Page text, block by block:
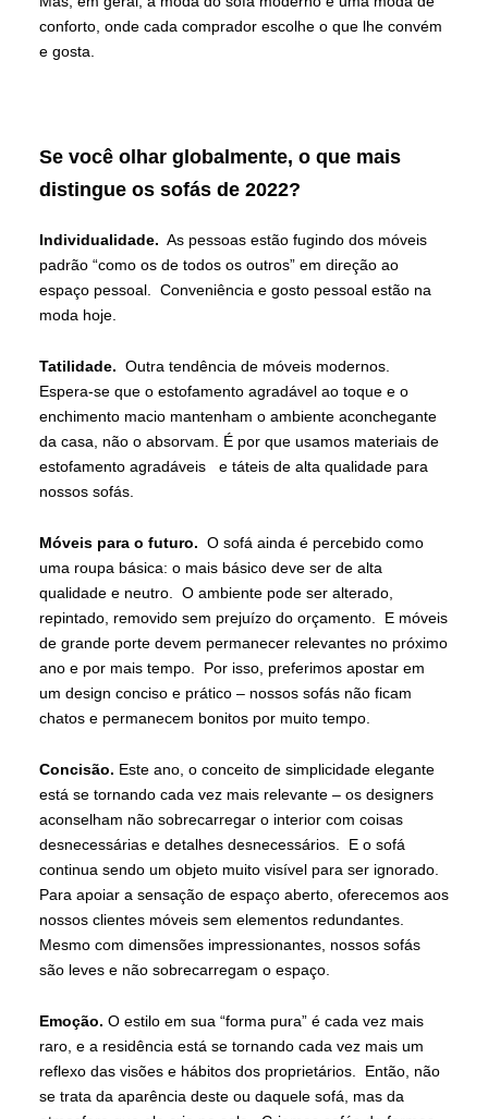
conforto, onde cada comprador escolhe o que lhe convém
e gosta.
Se você olhar globalmente, o que mais
distingue os sofás de 2022?
Individualidade. As pessoas estão fugindo dos móveis
padrão “como os de todos os outros” em direção ao
espaço pessoal. Conveniência e gosto pessoal estão na
moda hoje.
Tatilidade. Outra tendência de móveis modernos.
Espera-se que o estofamento agradável ao toque e o
enchimento macio mantenham o ambiente aconchegante
da casa, não o absorvam. É por que usamos materiais de
estofamento agradáveis e táteis de alta qualidade para
nossos sofás.
Móveis para o futuro. O sofá ainda é percebido como
uma roupa básica: o mais básico deve ser de alta
qualidade e neutro. O ambiente pode ser alterado,
repintado, removido sem prejuízo do orçamento. E móveis
de grande porte devem permanecer relevantes no próximo
ano e por mais tempo. Por isso, preferimos apostar em
um design conciso e prático – nossos sofás não ficam
chatos e permanecem bonitos por muito tempo.
Concisão. Este ano, o conceito de simplicidade elegante
está se tornando cada vez mais relevante – os designers
aconselham não sobrecarregar o interior com coisas
desnecessárias e detalhes desnecessários. E o sofá
continua sendo um objeto muito visível para ser ignorado.
Para apoiar a sensação de espaço aberto, oferecemos aos
nossos clientes móveis sem elementos redundantes.
Mesmo com dimensões impressionantes, nossos sofás
são leves e não sobrecarregam o espaço.
Emoção. O estilo em sua “forma pura” é cada vez mais
raro, e a residência está se tornando cada vez mais um
reflexo das visões e hábitos dos proprietários. Então, não
se trata da aparência deste ou daquele sofá, mas da